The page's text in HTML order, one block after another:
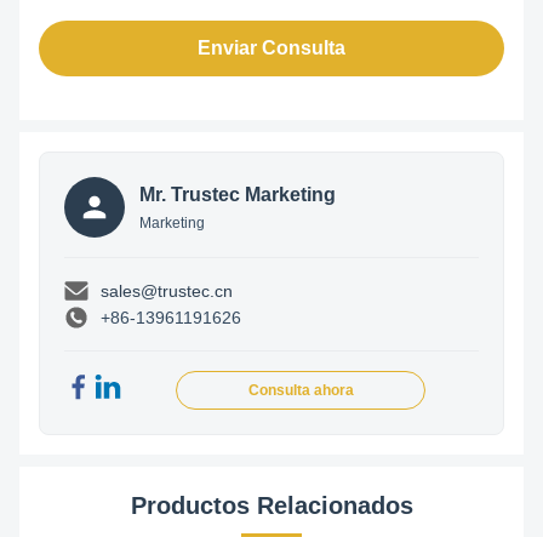
Enviar Consulta
Mr. Trustec Marketing
Marketing
sales@trustec.cn
+86-13961191626
Consulta ahora
Productos Relacionados